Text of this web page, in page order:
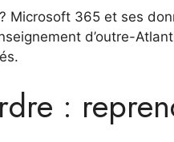
Microsoft 365 et ses
d’outre-
: